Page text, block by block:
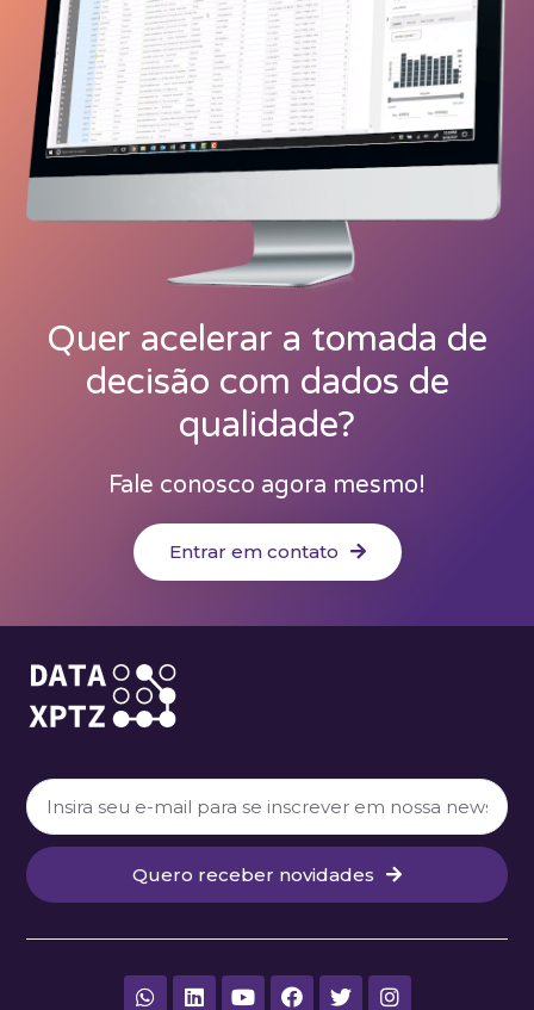
Quer acelerar a tomada de
decisão com dados de
qualidade?
Fale conosco agora mesmo!
Entrar em contato
Quero receber novidades